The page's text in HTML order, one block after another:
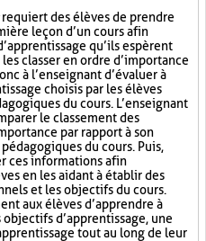
requiert des élèves de prendre
leçon d’un cours afin
qu’ils espèrent
classer en ordre d’importance
à l’enseignant d’évaluer à
choisis par les élèves
du cours. L’enseignant
le classement des
par rapport à son
du cours. Puis,
ces informations afin
en les aidant à établir des
et les objectifs du cours.
aux élèves d’apprendre à
d’apprentissage, une
tout au long de leur